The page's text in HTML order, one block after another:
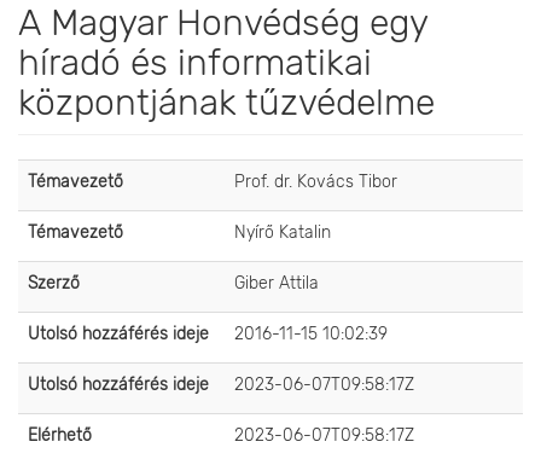
A Magyar Honvédség egy
híradó és informatikai
központjának tűzvédelme
Témavezető Prof. dr. Kovács Tibor
Témavezető Nyírő Katalin
Szerző Giber Attila
Utolsó hozzáférés ideje 2016-11-15 10:02:39
Utolsó hozzáférés ideje 2023-06-07T09:58:17Z
Elérhető 2023-06-07T09:58:17Z